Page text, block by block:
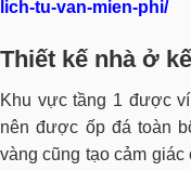
lich-tu-van-mien-phi/
Thiết kế nhà ở
Khu vực tầng 1 được
nên được ốp đá toàn
vàng cũng tạo cảm